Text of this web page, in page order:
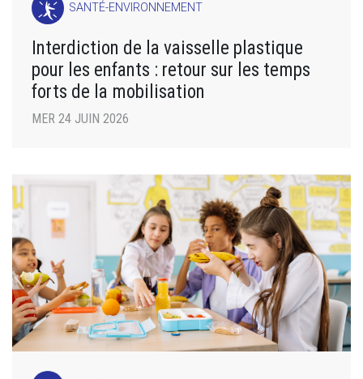
SANTÉ-ENVIRONNEMENT
Interdiction de la vaisselle plastique
pour les enfants : retour sur les temps
forts de la mobilisation
MER 24 JUIN 2026